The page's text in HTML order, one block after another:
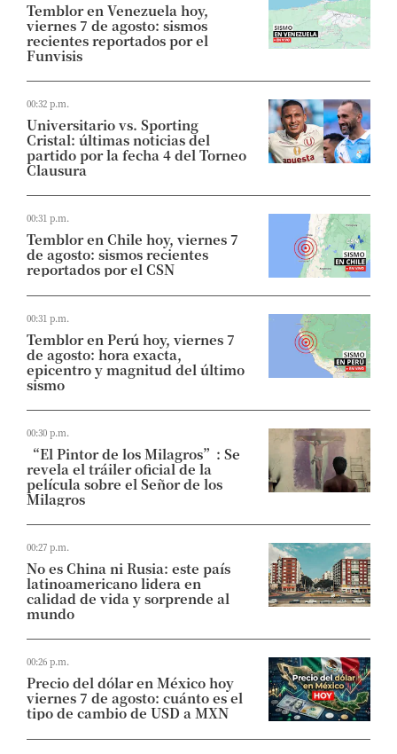
Temblor en Venezuela hoy,
viernes 7 de agosto: sismos
recientes reportados por el
Funvisis
00:32 p.m.
Universitario vs. Sporting
Cristal: últimas noticias del
partido por la fecha 4 del Torneo
Clausura
00:31 p.m.
Temblor en Chile hoy, viernes 7
de agosto: sismos recientes
reportados por el CSN
00:31 p.m.
Temblor en Perú hoy, viernes 7
de agosto: hora exacta,
epicentro y magnitud del último
sismo
00:30 p.m.
“El Pintor de los Milagros”: Se
revela el tráiler oficial de la
película sobre el Señor de los
Milagros
00:27 p.m.
No es China ni Rusia: este país
latinoamericano lidera en
calidad de vida y sorprende al
mundo
00:26 p.m.
Precio del dólar en México hoy
viernes 7 de agosto: cuánto es el
tipo de cambio de USD a MXN